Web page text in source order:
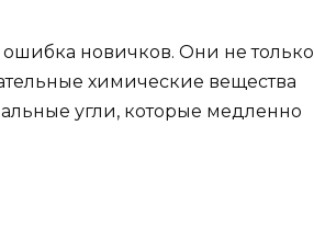
новичков. Они не только
химические вещества
угли, которые медленно